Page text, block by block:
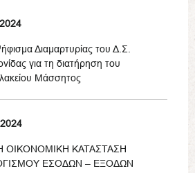
Διαμαρτυρίας του Δ.Σ.
για τη διατήρηση του
Μάσσητος
ΟΙΚΟΝΟΜΙΚΗ ΚΑΤΑΣΤΑΣΗ
ΕΣΟΔΩΝ – ΕΞΟΔΩΝ